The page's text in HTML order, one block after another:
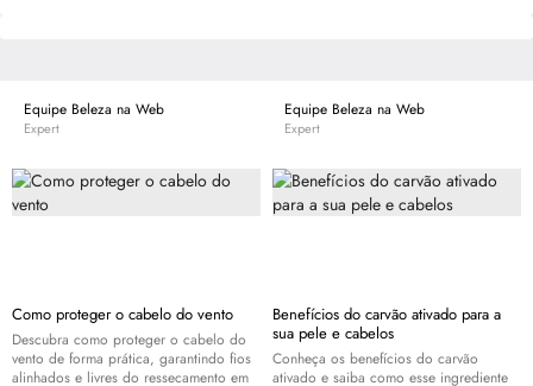
Equipe Beleza na Web
Expert
Como proteger o cabelo do vento
Descubra como proteger o cabelo do
vento de forma prática, garantindo fios
alinhados e livres do ressecamento em
Equipe Beleza na Web
Expert
Benefícios do carvão ativado para a
sua pele e cabelos
Conheça os benefícios do carvão
ativado e saiba como esse ingrediente